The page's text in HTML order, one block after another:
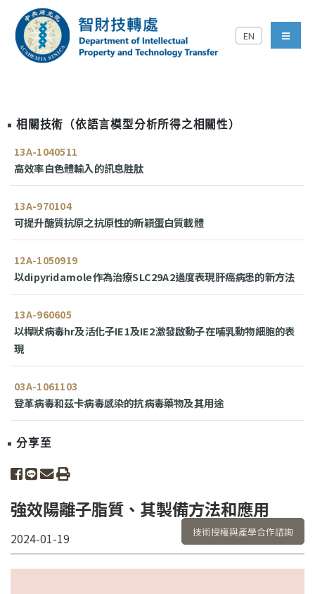
跳到主要內容區塊
中央研究院智財技轉處對
EN
menu
相關技術（依語言模型分析所得之相關性）
13A-1040511
高效率白色體輸入的訊息胜肽
13A-970104
可提升醣質抗原之抗原性的新穎蛋白質載體
12A-1050919
以dipyridamole作為治療SLC29A2過度表現肝癌病患的新方法
13A-960605
以桿狀病毒hr及活化子IE1及IE2激發啟動子在哺乳動物細胞的表
現
03A-1061103
登革病毒和茲卡病毒感染的抗病毒藥物及其用途
分享至
share to facebook
share to line
share to email
print
強效陽離子脂質、其製備方法和應用
技術授權與產學合作諮詢
2024-01-19